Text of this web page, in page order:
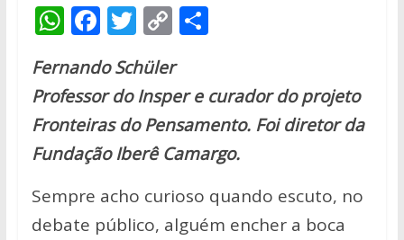
W
at
s
A
p
p
F
ac
e
b
o
o
k
T
w
itt
er
C
p
y
Li
n
k
S
e
Fernando Schüler
Professor do Insper e curador do projeto
Fronteiras do Pensamento. Foi diretor da
Fundação Iberê Camargo.
Sempre acho curioso quando escuto, no
debate público, alguém encher a boca